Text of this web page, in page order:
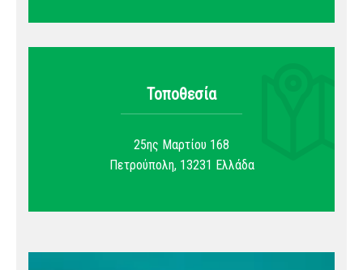
Τοποθεσία
25ης Μαρτίου 168
Πετρούπολη, 13231 Ελλάδα